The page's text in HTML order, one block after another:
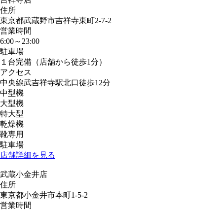
住所
東京都武蔵野市吉祥寺東町2-7-2
営業時間
6:00～23:00
駐車場
１台完備（店舗から徒歩1分）
アクセス
中央線武吉祥寺駅北口徒歩12分
中型機
大型機
特大型
乾燥機
靴専用
駐車場
店舗詳細を見る
武蔵小金井店
住所
東京都小金井市本町1-5-2
営業時間